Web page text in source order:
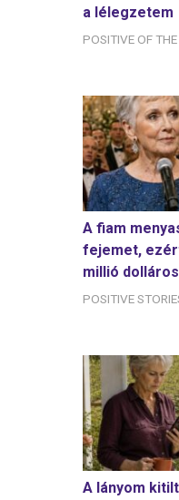
a lélegzetem
POSITIVE OF
A fiam
fejemet,
millió
POSITIVE
A lányom